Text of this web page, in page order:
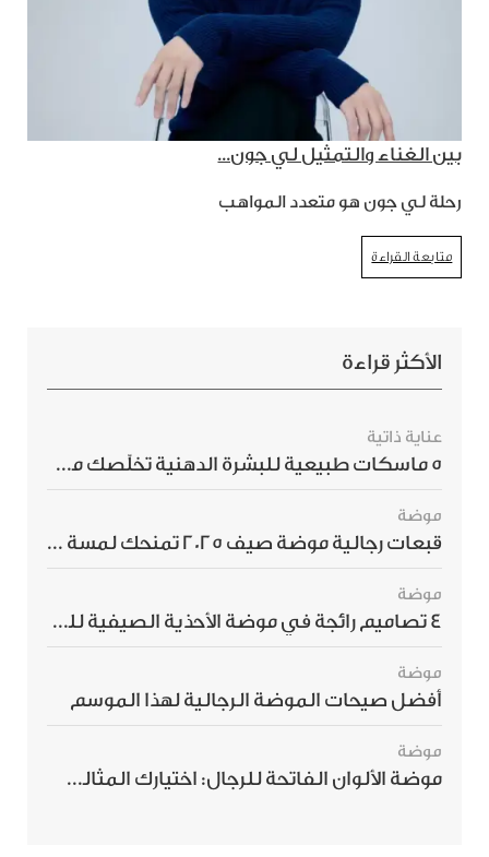
بين الغناء والتمثيل لي جون...
رحلة لي جون هو متعدد المواهب
متابعة القراءة
الأكثر قراءة
عناية ذاتية
5 ماسكات طبيعية للبشرة الدهنية تخلّصك من الحبوب بسرعة
موضة
قبعات رجالية موضة صيف 2025 تمنحك لمسة أناقة استثنائية
موضة
4 تصاميم رائجة في موضة الأحذية الصيفية للرجال هذا الموسم
موضة
أفضل صيحات الموضة الرجالية لهذا الموسم
موضة
موضة الألوان الفاتحة للرجال: اختيارك المثالي لإطلالة صيفية مبهرة